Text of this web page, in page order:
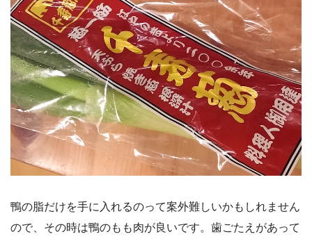
鴨の脂だけを手に入れるのって案外難しいかもしれません
ので、その時は鴨のもも肉が良いです。歯ごたえがあって